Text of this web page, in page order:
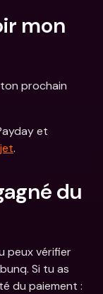
mon
prochain
et
.
du
peux vérifier
Si tu as
du paiement :